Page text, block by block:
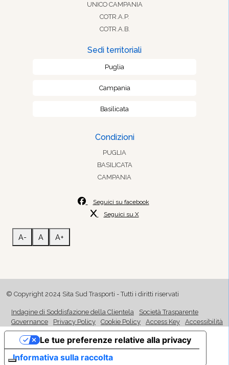
UNICO CAMPANIA
COTR.A.P.
COTR.A.B.
Sedi territoriali
Puglia
Campania
Basilicata
Condizioni
PUGLIA
BASILICATA
CAMPANIA
Seguici su facebook
Seguici su X
A- A A+
© Copyright 2024 Sita Sud Trasporti - Tutti i diritti riservati
Indagine di Soddisfazione della Clientela
Società Trasparente
Governance
Privacy Policy Cookie Policy Access Key Accessibilità
Informativa sulla raccolta
Le tue preferenze relative alla privacy